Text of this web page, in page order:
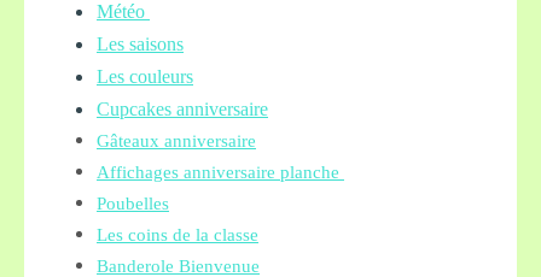
Météo
Les saisons
Les couleurs
Cupcakes anniversaire
Gâteaux anniversaire
Affichages anniversaire planche
Poubelles
Les coins de la classe
Banderole Bienvenue